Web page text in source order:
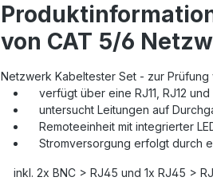
von CAT 5/6
Netzwerk Kabeltester Set - zur
verfügt über eine RJ11, RJ12 und
untersucht Leitungen auf
Remoteeinheit mit integrierter
Stromversorgung erfolgt durch
inkl. 2x BNC > RJ45 und 1x RJ45 >